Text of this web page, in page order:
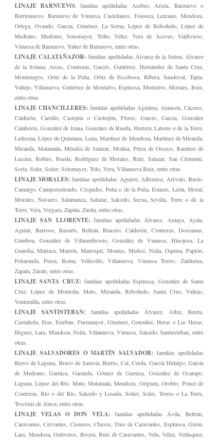
LINAJE BARNUEVO: familias apellidadas Acebes, Arista, Barnuevo o
Barrionuevo, Barnuevo de Vinuesa, Castellanos, Fonseca, Lezcano, Mendoza,
Ortega, Ovando, García, Giménez, La Serna, López de Rebolledo, López de
Medrano, Medrano, Sotomayor, Trillo, Vélez, Vera de Aceves, Valdivieso,
Vinuesa de Barnuevo, Yañez de Barnuevo, entre otras.
LINAJE CALATAÑAZOR: familias apellidadas Álvarez de la Selma, Álvarez
de la Solana, Arcas, Contreras, Garcés, Gutiérrez, Hernández de Santa Cruz,
Montenegro, Ortiz de la Peña, Ortiz de Escobosa, Ribera, Sandoval, Tapia,
Vallejo, Villanueva, Gutiérrez de Montalvo, Espinosa, Montalvo, Morales, Ruiz,
entre otras.
LINAJE CHANCILLERES: familias apellidadas Aguilera, Arancón, Cáceres,
Calderón, Carrillo, Castejón o Castrejón, Flores, Garcés, García, González
Calahorra, González de Izana, González de Rueda, Herrera, Latorre o de la Torre,
Ledesma, López de Quintana, Luna, Martínez de Mendoza, Martínez de Miranda,
Miranda, Matamala, Méndez de Salazar, Molina, Pérez de Orozco, Ramírez de
Lucena, Robles, Rueda, Rodríguez de Morales, Ruiz, Salazar, San Clemente,
Soria, Soler, Solier, Sotomayor, Trilo, Vera, Villanueva Ruiz, entre otras.
LINAJE MORALES: familias apellidadas Aguirre, Albornoz, Arévalo, Busto,
Camargo, Camporredondo, Céspedes, Peña o de la Peña, Estasio, Lerín, Moral,
Morales, Navarro, Salamanca, Salazar, Salcedo, Serna, Sevilla, Torre o de la
Torre, Vera, Vergara, Zapata, Zurita, entre otras.
LINAJE SAN LLORENTE: familias apellidadas Álvarez, Amaya, Ayala,
Aguiar, Barroso, Basurto, Beltrán, Bracero, Calderón, Contreras, Dosramas,
Gamboa, González de Villaumbrosio, González de Vinuesa, Hinojosa, La
Guardia, Mariaca, Marrón, Marroquí, Montes, Muñoz, Neila, Oquina, Papión,
Peñaranda, Perea, Roma, Vellosillo, Villanueva, Vinuesa Torres, Zaldierna,
Zapata, Zarate, entre otras.
LINAJE SANTA CRUZ: familias apellidadas Espinosa, González de Santa
Cruz, López de Montolla, Malo, Miranda, Rebolledo, Santa Cruz, Vallejo,
Ventemilla, entre otras.
LINAJE SANTISTEBAN: familias apellidadas Álvarez, Albiz, Beteta,
Castañeda, Eras, Esteban, Fuenmayor, Giménez, González, Heras o Las Heras,
Iñiguez, Lara, Mendoza, Neila, Villanueva, Vinuesa, Salcedo, Santiesteban, entre
otras.
LINAJE SALVADORES O MARTÍN SALVADOR: familias apellidadas
Bravo de Laguna, Bravo de Saravia, Berrio, Cal, Cerda, García Hidalgo, García
de Medrano, Garnica, Garanda, Gómez de Garnica, González de Ocampo,
Laguna, López del Río, Malo, Matamala, Mendoza, Origuen, Orobio, Ponce de
Contreras, Río o del Río, Salcedo y Losada, Solier, Soler, Torres o La Torre,
Trocóniz de Álava, entre otras.
LINAJE VELAS O DON VELA: familias apellidadas Ávila, Beltrán,
Caravantes, Cervantes, Cisneros, Chaves, Diez de Caravantes, Espinosa, Girón,
Lara, Mendoza, Ontiveros, Rivera, Ruiz de Caravantes, Vela, Vélez, Velásquez,